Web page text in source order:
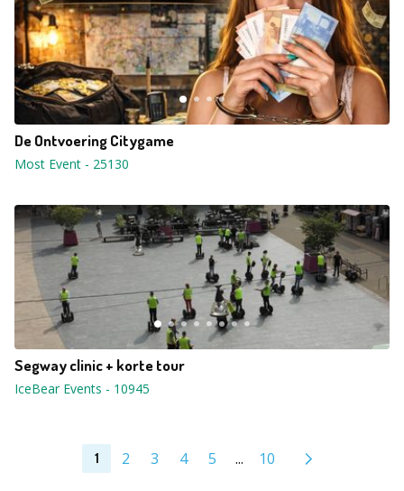
De Ontvoering Citygame
Most Event - 25130
Segway clinic + korte tour
IceBear Events - 10945
1 2 3 4 5 ... 10